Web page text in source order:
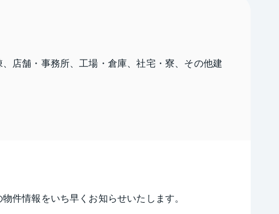
店舗・事務所、工場・倉庫、社宅・寮、その他建
件情報をいち早くお知らせいたします。